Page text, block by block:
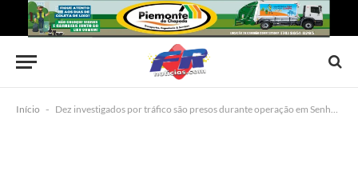
Início - Dez investigados por tráfico são presos durante operação em Senhor do Bonfim, Salvador e Simões Filho